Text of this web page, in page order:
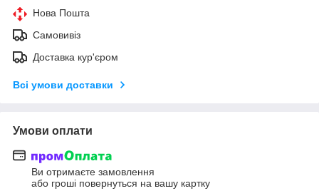
Нова Пошта
Самовивіз
Доставка кур'єром
Всі умови доставки
Умови оплати
Ви отримаєте замовлення
або гроші повернуться на вашу картку